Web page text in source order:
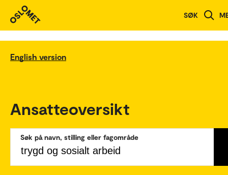
SØK
English version
Ansatteoversikt
Søk på navn, stilling eller fagområde